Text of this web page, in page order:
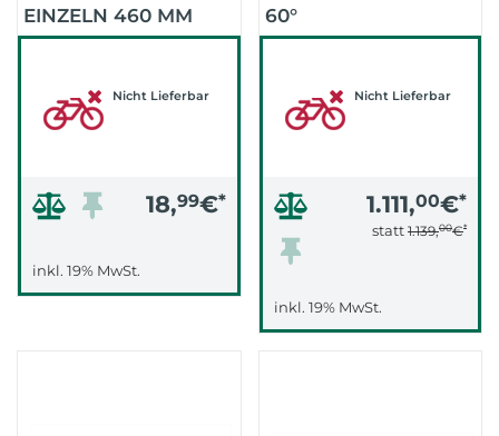
EINZELN 460 MM
Nicht Lieferbar
18,99€*
inkl. 19% MwSt.
60°
ABKLAPPWINKEL
Nicht Lieferbar
1.111,00€*
statt 1.139,00€*
inkl. 19% MwSt.